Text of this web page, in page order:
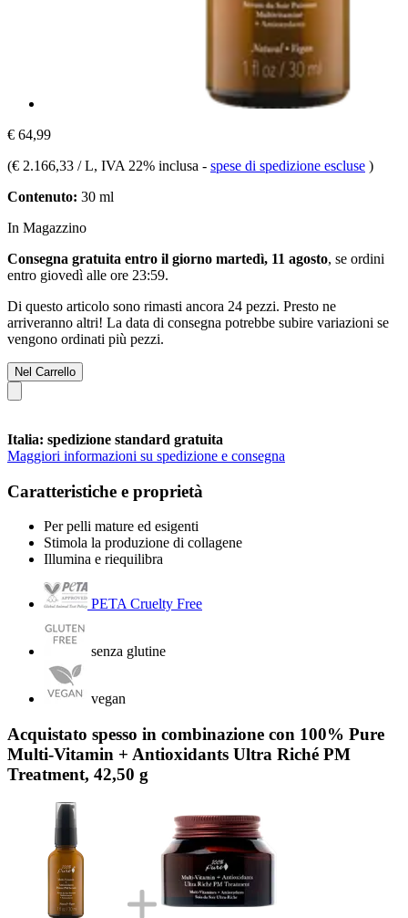
€ 64,99
(€ 2.166,33 / L, IVA 22% inclusa - spese di spedizione escluse )
Contenuto: 30 ml
In Magazzino
Consegna gratuita entro il giorno martedì, 11 agosto, se ordini
entro giovedì alle ore 23:59.
Di questo articolo sono rimasti ancora 24 pezzi. Presto ne
arriveranno altri! La data di consegna potrebbe subire variazioni se
vengono ordinati più pezzi.
Nel Carrello
Italia: spedizione standard gratuita
Maggiori informazioni su spedizione e consegna
Caratteristiche e proprietà
Per pelli mature ed esigenti
Stimola la produzione di collagene
Illumina e riequilibra
PETA Cruelty Free
senza glutine
vegan
Acquistato spesso in combinazione con 100% Pure
Multi-Vitamin + Antioxidants Ultra Riché PM
Treatment, 42,50 g